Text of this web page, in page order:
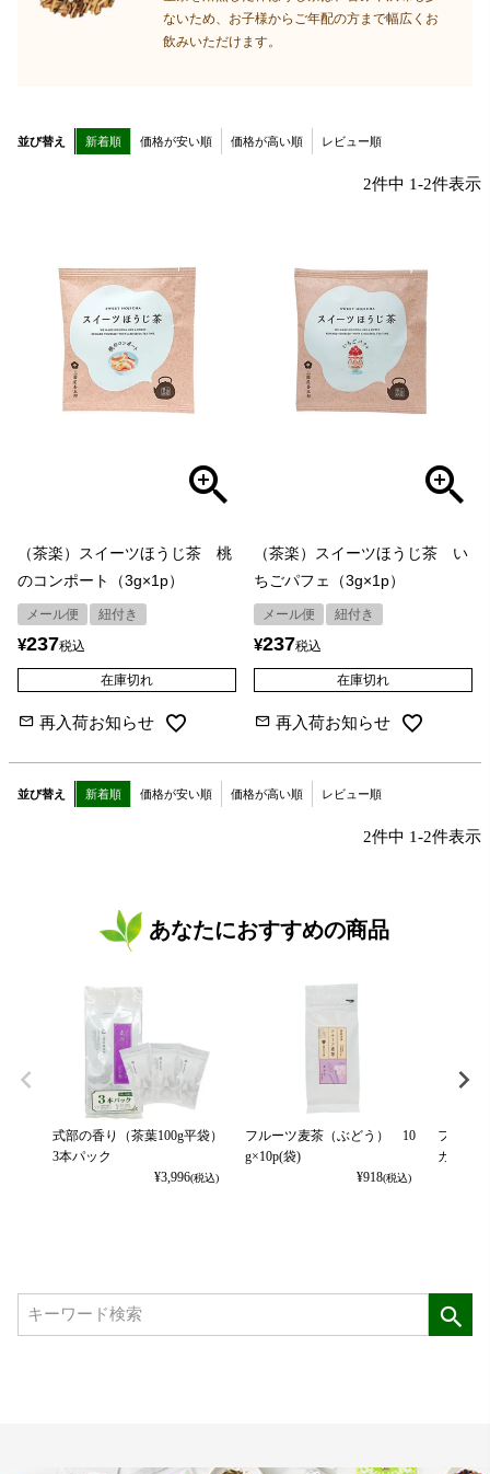
ないため、お子様からご年配の方まで幅広くお
飲みいただけます。
並び替え 新着順 価格が安い順 価格が高い順 レビュー順
2件中 1-2件表示
（茶楽）スイーツほうじ茶 桃
のコンポート（3g×1p）
メール便 紐付き
¥237税込
在庫切れ
再入荷お知らせ
（茶楽）スイーツほうじ茶 い
ちごパフェ（3g×1p）
メール便 紐付き
¥237税込
在庫切れ
再入荷お知らせ
並び替え 新着順 価格が安い順 価格が高い順 レビュー順
2件中 1-2件表示
あなたにおすすめの商品
式部の香り（茶葉100g平袋）
3本パック
¥3,996(税込)
フルーツ麦茶（ぶどう） 10
g×10p(袋)
¥918(税込)
フルー
カット